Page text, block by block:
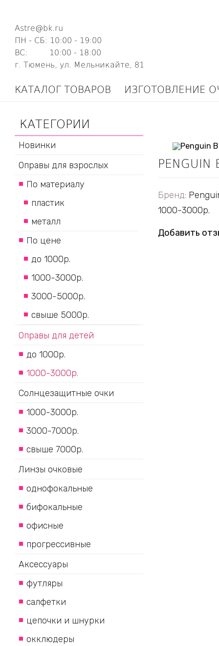
Astre@bk.ru
ПН - СБ: 10:00 - 19:00
ВС: 10:00 - 18:00
г. Тюмень, ул. Мельникайте, 81
КАТАЛОГ ТОВАРОВ ИЗГОТОВЛЕНИЕ
PENGUIN
Бренд:
1000-3000р.
Добавить
КАТЕГОРИИ
Новинки
Оправы для взрослых
По материалу
пластик
металл
По цене
до 1000р.
1000-3000р.
3000-5000р.
свыше 5000р.
Оправы для детей
до 1000р.
1000-3000р.
Солнцезащитные очки
1000-3000р.
3000-7000р.
свыше 7000р.
Линзы очковые
однофокальные
бифокальные
офисные
прогрессивные
Аксессуары
футляры
салфетки
цепочки и шнурки
окклюдеры